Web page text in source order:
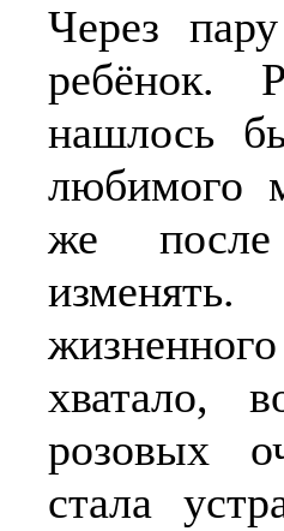
Через
ребёнок.
нашлось
любимого
же
хватало,
розовых
стала